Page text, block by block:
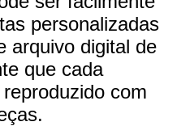
personalizadas
arquivo digital de
que cada
com